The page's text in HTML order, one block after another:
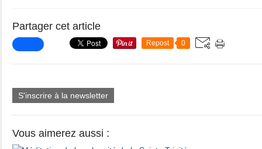
Partager cet article
Repost 0
S'inscrire à la newsletter
Vous aimerez aussi :